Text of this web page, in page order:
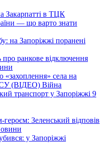
Закарпатті в ТЦК
— що варто знати
на Запоріжжі поранені
ранкове відключення
«захоплення» села на
(ВІДЕО) Війна
транспорт у Запоріжжі 9
Зеленський відповів
у Запоріжжі